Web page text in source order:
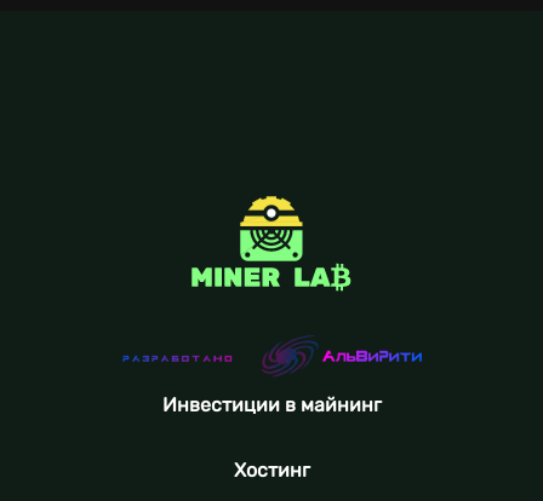
Инвестиции в майнинг
Хостинг